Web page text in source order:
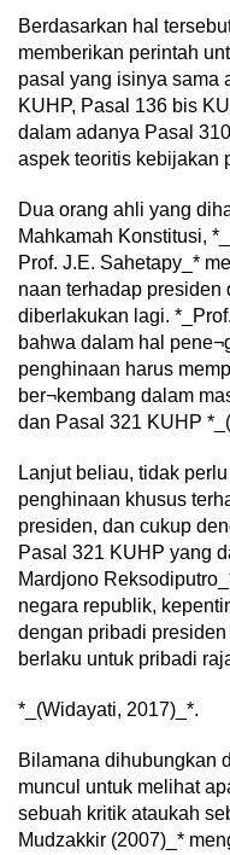
Berdasarkan hal
memberikan perintah
pasal yang isinya sama
KUHP, Pasal 136 bis
dalam adanya Pasal
aspek teoritis kebijakan
Dua orang ahli yang
Mahkamah Konstitusi,
Prof. J.E. Sahetapy_*
naan terhadap
diberlakukan lagi.
bahwa dalam hal
penghinaan harus
ber¬kembang dalam
dan Pasal 321 KUHP
Lanjut beliau, tidak
penghinaan khusus
presiden, dan cukup
Pasal 321 KUHP yang
Mardjono
negara republik,
dengan pribadi
berlaku untuk pribadi
*_(Widayati, 2017)_*.
Bilamana dihubungkan
muncul untuk melihat
sebuah kritik ataukah
Mudzakkir (2007)_*